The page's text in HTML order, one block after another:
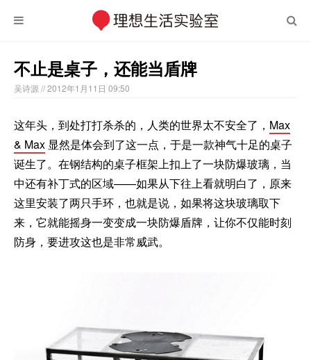
不止是桌子，还能当盾牌
吴诗源 // 2012年1月11日 09:50
这年头，到处打打杀杀的，人类的世界太不安全了， Max
& Max 显然是体会到了这一点，于是一款神气十足的桌子
诞生了。在钢结构的桌子框架上扣上了一块防爆玻璃，当
中还有补丁式的区域——如果从下往上看就明白了，原来
这里安装了两只手环，也就是说，如果将这块玻璃取下
来，它就能摇身一变变成一块防爆盾牌，让你不仅能时刻
防身，要进攻这也是非常威武。